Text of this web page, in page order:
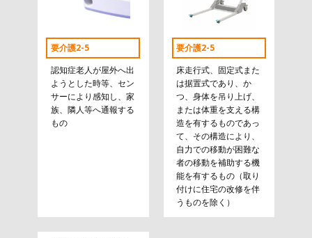
要介護2-5
認知症老人が屋外へ出
ようとした時等、セン
サーにより感知し、家
族、隣人等へ通報する
もの
要介護2-5
床走行式、固定式また
は据置式であり、か
つ、身体を吊り上げ、
または体重を支える構
造を有するものであっ
て、その構造により、
自力での移動が困難な
者の移動を補助する機
能を有するもの（取り
付けに住宅の改修を伴
うものを除く）